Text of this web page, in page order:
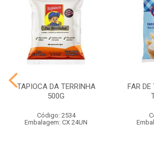
TAPIOCA DA TERRINHA
500G
Código: 2534
Embalagem: CX 24UN
FAR DE